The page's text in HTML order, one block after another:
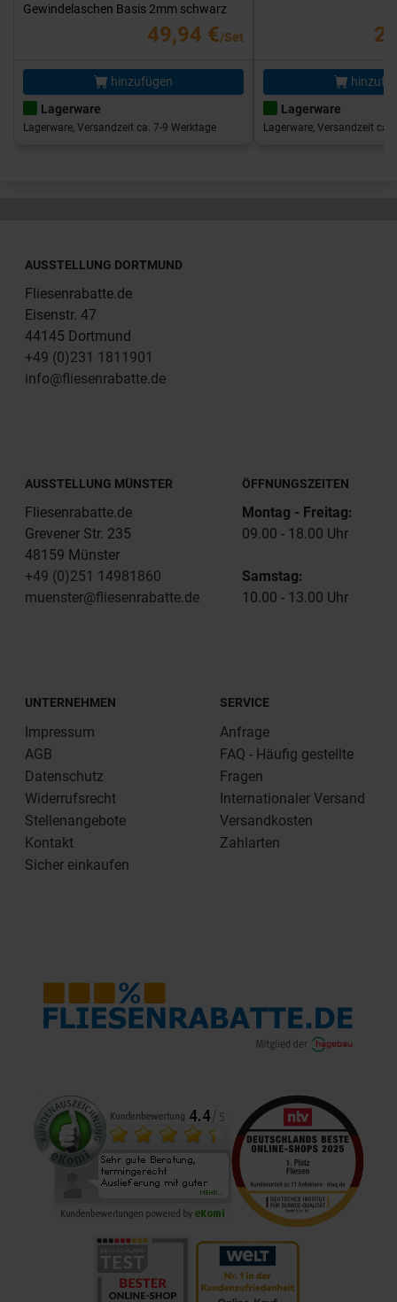
Gewindelaschen Basis 2mm schwarz
49,94 €/Set
hinzufügen
Lagerware
Lagerware, Versandzeit ca. 7-9 Werktage
Lagerware
Lagerware, Versandzeit ca.
AUSSTELLUNG DORTMUND
Fliesenrabatte.de
Eisenstr. 47
44145 Dortmund
+49 (0)231 1811901
info@fliesenrabatte.de
AUSSTELLUNG MÜNSTER
Fliesenrabatte.de
Grevener Str. 235
48159 Münster
+49 (0)251 14981860
muenster@fliesenrabatte.de
ÖFFNUNGSZEITEN
Montag - Freitag:
09.00 - 18.00 Uhr
Samstag:
10.00 - 13.00 Uhr
UNTERNEHMEN
Impressum
AGB
Datenschutz
Widerrufsrecht
Stellenangebote
Kontakt
Sicher einkaufen
SERVICE
Anfrage
FAQ - Häufig gestellte
Fragen
Internationaler Versand
Versandkosten
Zahlarten